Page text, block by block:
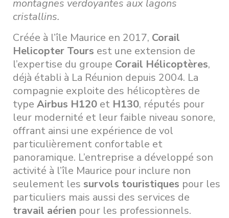
montagnes verdoyantes aux lagons
cristallins.
Créée à l’île Maurice en 2017, Corail
Helicopter Tours est une extension de
l’expertise du groupe Corail Hélicoptères,
déjà établi à La Réunion depuis 2004. La
compagnie exploite des hélicoptères de
type Airbus H120 et H130, réputés pour
leur modernité et leur faible niveau sonore,
offrant ainsi une expérience de vol
particulièrement confortable et
panoramique. L’entreprise a développé son
activité à l’île Maurice pour inclure non
seulement les survols touristiques pour les
particuliers mais aussi des services de
travail aérien pour les professionnels.